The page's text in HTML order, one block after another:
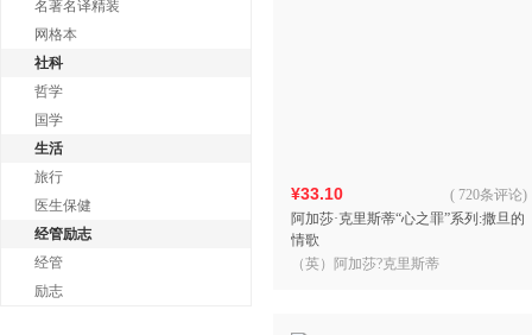
名著名译精装
网格本
社科
哲学
国学
生活
旅行
医生保健
经管励志
经管
励志
¥33.10
阿加莎·克里斯蒂“心之罪”系列:撒旦的
情歌
( 720条评论)
（英）阿加莎?克里斯蒂